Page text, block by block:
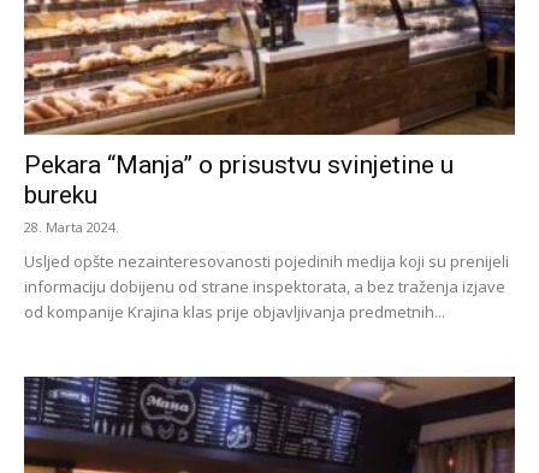
Pekara “Manja” o prisustvu svinjetine u
bureku
28. Marta 2024.
Usljed opšte nezainteresovanosti pojedinih medija koji su prenijeli
informaciju dobijenu od strane inspektorata, a bez traženja izjave
od kompanije Krajina klas prije objavljivanja predmetnih...